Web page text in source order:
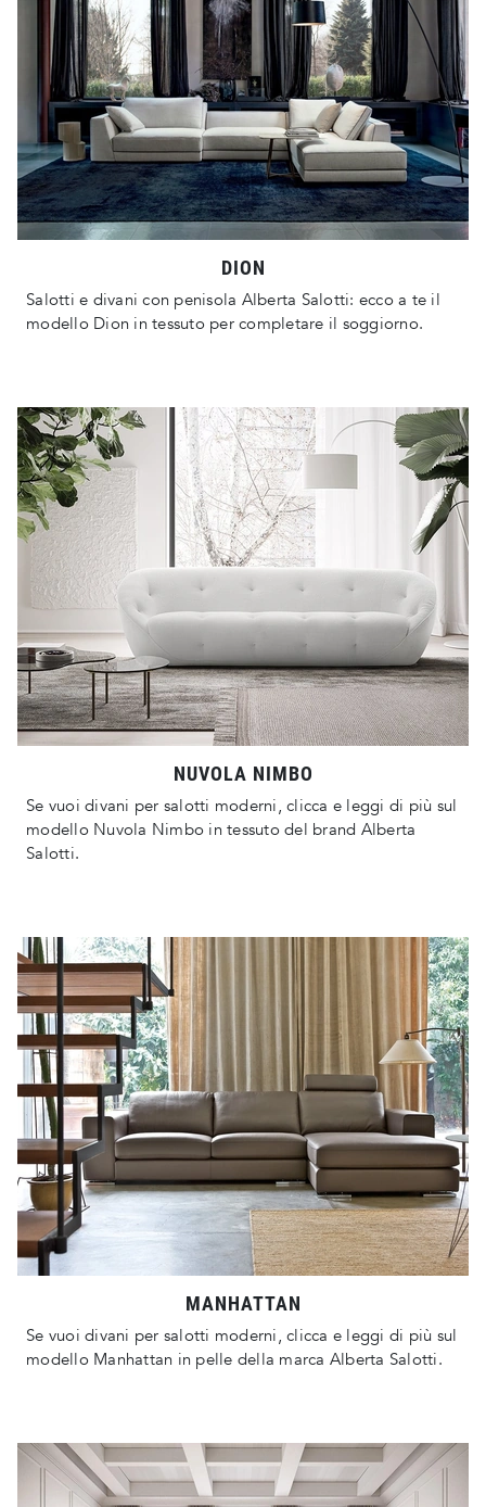
DION
Salotti e divani con penisola Alberta Salotti: ecco a te il
modello Dion in tessuto per completare il soggiorno.
NUVOLA NIMBO
Se vuoi divani per salotti moderni, clicca e leggi di più sul
modello Nuvola Nimbo in tessuto del brand Alberta
Salotti.
MANHATTAN
Se vuoi divani per salotti moderni, clicca e leggi di più sul
modello Manhattan in pelle della marca Alberta Salotti.